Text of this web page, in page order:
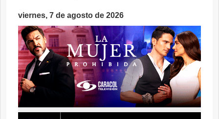
viernes, 7 de agosto de 2026